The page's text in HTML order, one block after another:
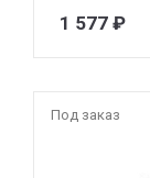
1 577 ₽
Под заказ